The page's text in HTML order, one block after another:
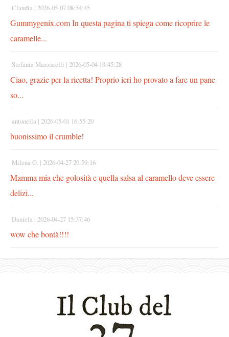
Claudia | 2026-05-07 08:54:45
Gummygenix.com In questa pagina ti spiega come ricoprire le
caramelle...
Stefania Mazzarelli | 2026-05-04 19:45:28
Ciao, grazie per la ricetta! Proprio ieri ho provato a fare un pane
so...
antonella | 2026-05-01 16:55:20
buonissimo il crumble!
Milena G. | 2026-04-27 20:59:16
Mamma mia che golosità e quella salsa al caramello deve essere
delizi...
Daniela | 2026-04-27 15:37:46
wow che bontà!!!!